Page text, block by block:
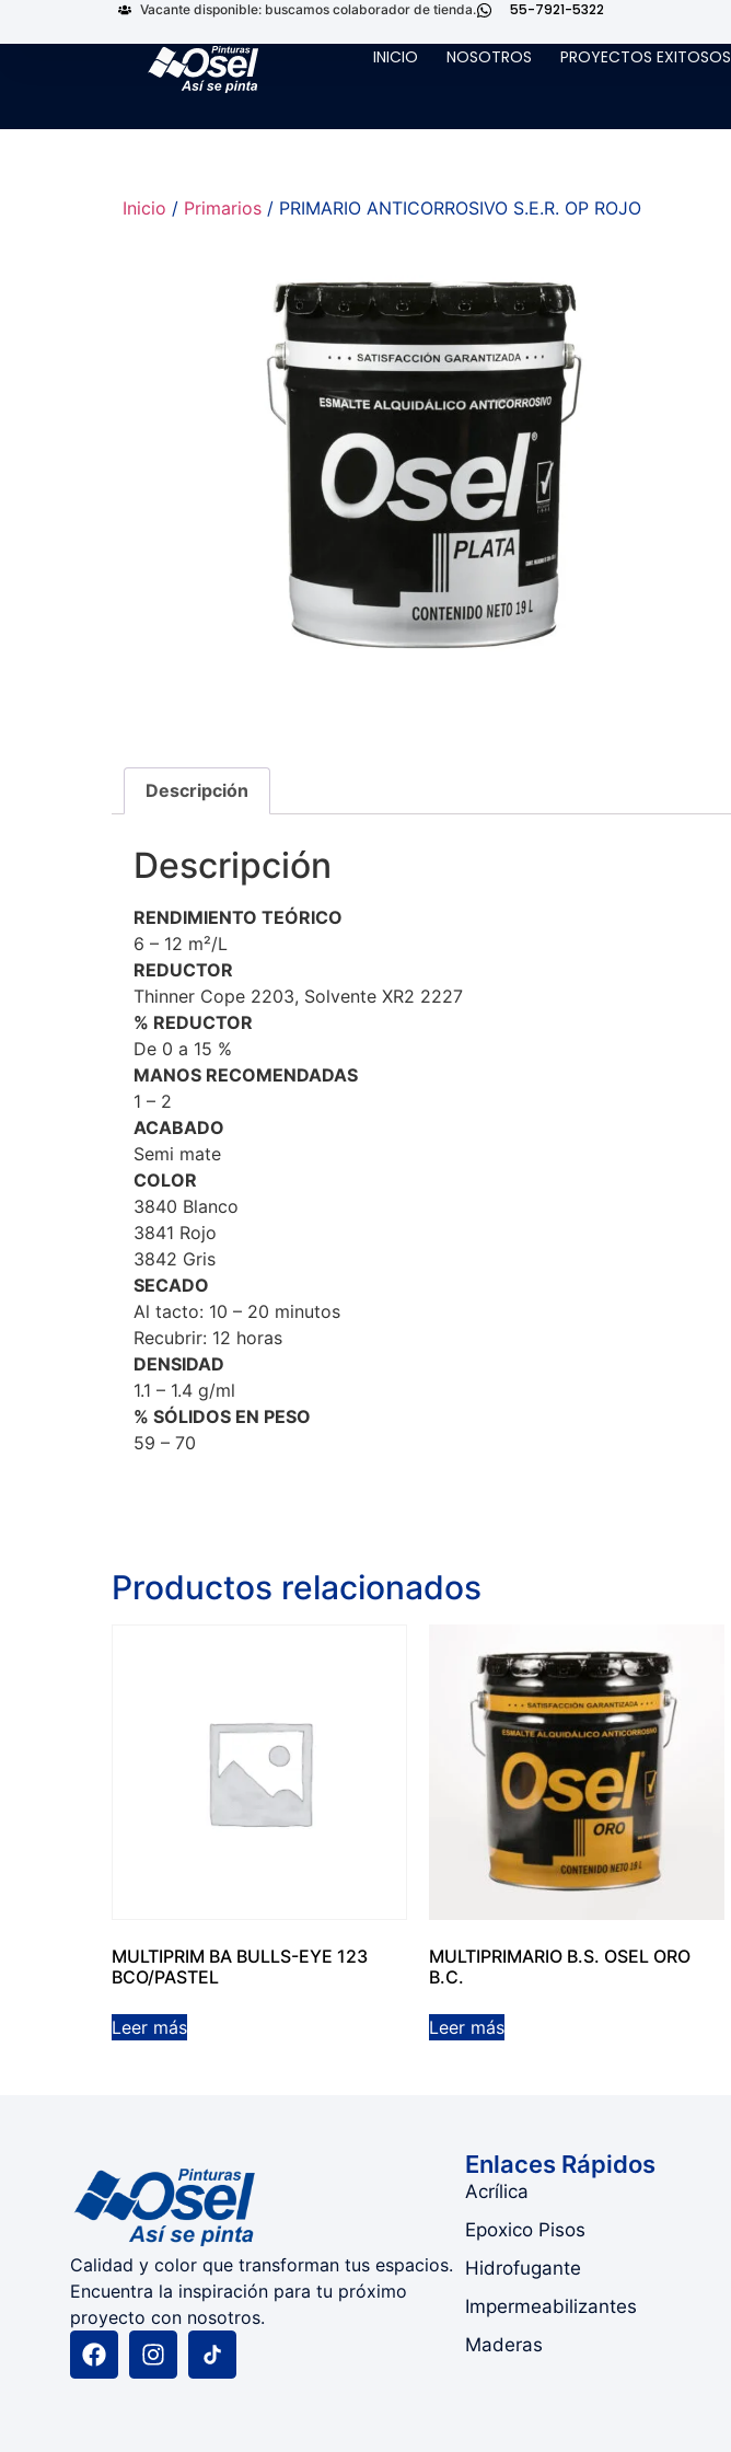
Vacante disponible: buscamos colaborador de tienda. 55-7921-5322
INICIO NOSOTROS PROYECTOS EXITOSOS
Inicio / Primarios / PRIMARIO ANTICORROSIVO S.E.R. OP ROJO
Descripción
Descripción
RENDIMIENTO TEÓRICO
6 – 12 m²/L
REDUCTOR
Thinner Cope 2203, Solvente XR2 2227
% REDUCTOR
De 0 a 15 %
MANOS RECOMENDADAS
1 – 2
ACABADO
Semi mate
COLOR
3840 Blanco
3841 Rojo
3842 Gris
SECADO
Al tacto: 10 – 20 minutos
Recubrir: 12 horas
DENSIDAD
1.1 – 1.4 g/ml
% SÓLIDOS EN PESO
59 – 70
Productos relacionados
MULTIPRIM BA BULLS-EYE 123
BCO/PASTEL
Leer más
MULTIPRIMARIO B.S. OSEL ORO
B.C.
Leer más
Calidad y color que transforman tus espacios.
Encuentra la inspiración para tu próximo
proyecto con nosotros.
Enlaces Rápidos
Acrílica
Epoxico Pisos
Hidrofugante
Impermeabilizantes
Maderas